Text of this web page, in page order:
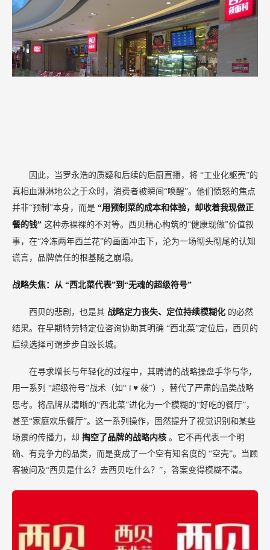
因此，当罗永浩的质疑和后续的后厨直播，将 “工业化躯壳”的
真相血淋淋地公之于众时，消费者被瞬间“唤醒”。他们愤怒的焦点
并非“预制”本身，而是 “用预制菜的成本和体验，却收着我现做正
餐的钱” 这种赤裸裸的不对等。西贝精心构筑的“健康现做”价值叙
事，在“冷冻两年西兰花”的画面冲击下，沦为一场彻头彻尾的认知
谎言，品牌信任的根基随之崩塌。
战略失焦：从 “西北菜代表”到“无魂的超级符号”
西贝的悲剧，也是其 战略定力丧失、定位持续模糊化 的必然
结果。在早期特劳特定位咨询协助其明确 “西北菜”定位后，西贝的
后续选择可谓步步自毁长城。
在寻求增长与年轻化的过程中，其聘请的战略操盘手华与华，
用一系列 “超级符号”战术（如“ I ♥ 莜”），替代了严肃的品类战略
思考。将品牌从清晰的“西北菜”进化为一个模糊的“好吃的餐厅”，
甚至“家庭欢乐餐厅”。这一系列操作，固然提升了视觉识别和某些
场景的传播力，却 掏空了品牌的战略内核 。它不再代表一个明
确、有竞争力的品类，而是变成了一个空有知名度的 “空壳”。当顾
客被问及“西贝是什么？去西贝吃什么？”，答案变得模糊不清。